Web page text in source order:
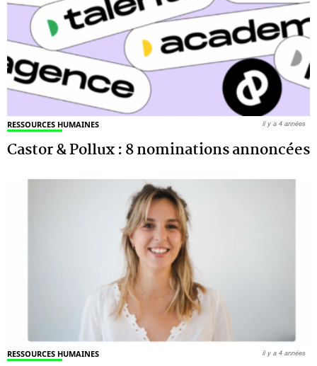
RESSOURCES HUMAINES
Castor & Pollux : 8 nominations annoncées
il y a 4 années
RESSOURCES HUMAINES il y a 4 années